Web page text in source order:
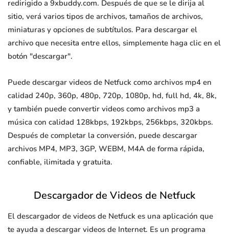
redirigido a 9xbuddy.com. Después de que se le dirija al
sitio, verá varios tipos de archivos, tamaños de archivos,
miniaturas y opciones de subtítulos. Para descargar el
archivo que necesita entre ellos, simplemente haga clic en el
botón "descargar".
Puede descargar videos de Netfuck como archivos mp4 en
calidad 240p, 360p, 480p, 720p, 1080p, hd, full hd, 4k, 8k,
y también puede convertir videos como archivos mp3 a
música con calidad 128kbps, 192kbps, 256kbps, 320kbps.
Después de completar la conversión, puede descargar
archivos MP4, MP3, 3GP, WEBM, M4A de forma rápida,
confiable, ilimitada y gratuita.
Descargador de Videos de Netfuck
El descargador de videos de Netfuck es una aplicación que
te ayuda a descargar videos de Internet. Es un programa